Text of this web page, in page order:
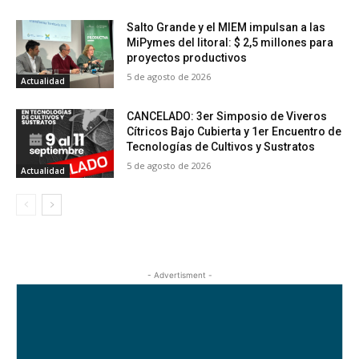
Actualidad
Salto Grande y el MIEM impulsan a las
MiPymes del litoral: $ 2,5 millones para
proyectos productivos
5 de agosto de 2026
Actualidad
CANCELADO: 3er Simposio de Viveros
Cítricos Bajo Cubierta y 1er Encuentro de
Tecnologías de Cultivos y Sustratos
5 de agosto de 2026
- Advertisment -